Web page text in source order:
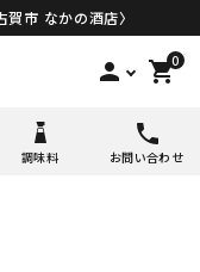
市 なかの酒店〉
person 0
shopping_cart
調味料 お問い合わせ